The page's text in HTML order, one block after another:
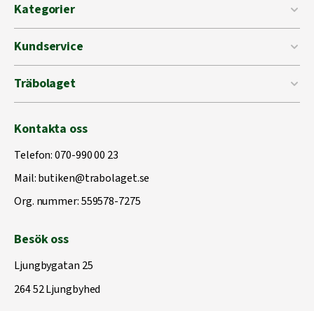
Kategorier
Kundservice
Träbolaget
Kontakta oss
Telefon:070-990 00 23
Mail:butiken@trabolaget.se
Org. nummer: 559578-7275
Besök oss
Ljungbygatan 25
264 52 Ljungbyhed